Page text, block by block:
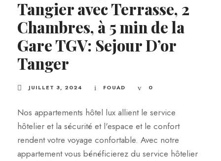
Tangier avec Terrasse, 2
Chambres, à 5 min de la
Gare TGV: Sejour D’or
Tanger
JUILLET 3, 2024 FOUAD 0
Nos appartements hôtel lux allient le service
hôtelier et la sécurité et l'espace et le confort
rendent votre voyage confortable. Avec notre
appartement vous bénéficierez du service hôtelier